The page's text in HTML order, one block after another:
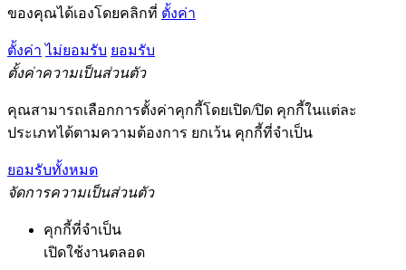
ของคุณได้เองโดยคลิกที่ ตั้งค่า
ตั้งค่า ไม่ยอมรับ ยอมรับ
ตั้งค่าความเป็นส่วนตัว
คุณสามารถเลือกการตั้งค่าคุกกี้โดยเปิด/ปิด คุกกี้ในแต่ละ
ประเภทได้ตามความต้องการ ยกเว้น คุกกี้ที่จำเป็น
ยอมรับทั้งหมด
จัดการความเป็นส่วนตัว
คุกกี้ที่จำเป็น
เปิดใช้งานตลอด